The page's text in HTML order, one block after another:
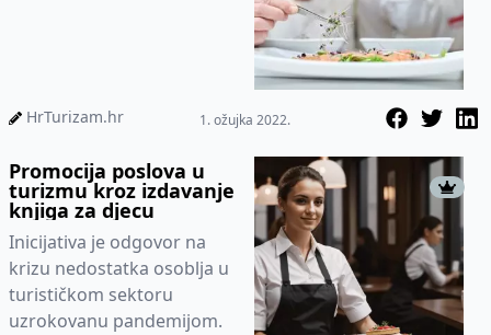
HrTurizam.hr 1. ožujka 2022.
Promocija poslova u
turizmu kroz izdavanje
knjiga za djecu
Inicijativa je odgovor na
krizu nedostatka osoblja u
turističkom sektoru
uzrokovanu pandemijom.